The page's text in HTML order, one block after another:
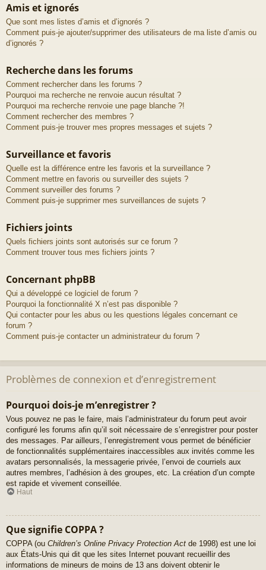
Amis et ignorés
Que sont mes listes d’amis et d’ignorés ?
Comment puis-je ajouter/supprimer des utilisateurs de ma liste d’amis ou
d’ignorés ?
Recherche dans les forums
Comment rechercher dans les forums ?
Pourquoi ma recherche ne renvoie aucun résultat ?
Pourquoi ma recherche renvoie une page blanche ?!
Comment rechercher des membres ?
Comment puis-je trouver mes propres messages et sujets ?
Surveillance et favoris
Quelle est la différence entre les favoris et la surveillance ?
Comment mettre en favoris ou surveiller des sujets ?
Comment surveiller des forums ?
Comment puis-je supprimer mes surveillances de sujets ?
Fichiers joints
Quels fichiers joints sont autorisés sur ce forum ?
Comment trouver tous mes fichiers joints ?
Concernant phpBB
Qui a développé ce logiciel de forum ?
Pourquoi la fonctionnalité X n’est pas disponible ?
Qui contacter pour les abus ou les questions légales concernant ce
forum ?
Comment puis-je contacter un administrateur du forum ?
Problèmes de connexion et d’enregistrement
Pourquoi dois-je m’enregistrer ?
Vous pouvez ne pas le faire, mais l’administrateur du forum peut avoir
configuré les forums afin qu’il soit nécessaire de s’enregistrer pour poster
des messages. Par ailleurs, l’enregistrement vous permet de bénéficier
de fonctionnalités supplémentaires inaccessibles aux invités comme les
avatars personnalisés, la messagerie privée, l’envoi de courriels aux
autres membres, l’adhésion à des groupes, etc. La création d’un compte
est rapide et vivement conseillée.
Haut
Que signifie COPPA ?
COPPA (ou Children’s Online Privacy Protection Act de 1998) est une loi
aux États-Unis qui dit que les sites Internet pouvant recueillir des
informations de mineurs de moins de 13 ans doivent obtenir le